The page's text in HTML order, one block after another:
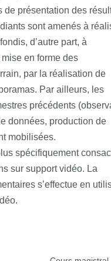
de présentation des
sont amenés à
d’autre part, à
en forme des
par la réalisation de
Par ailleurs, les
précédents
données, production de
mobilisées.
spécifiquement
sur support vidéo. La
s’effectue en